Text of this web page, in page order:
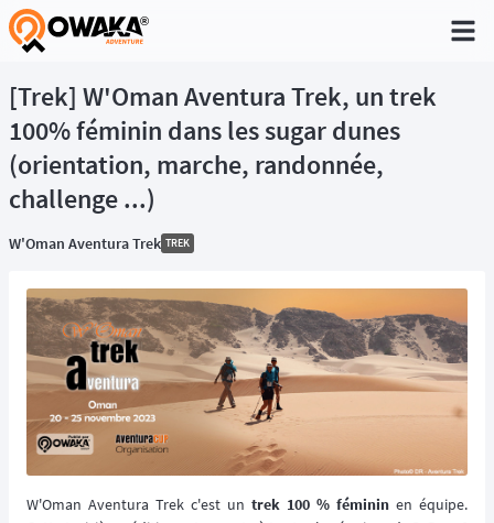
®
[Trek] W'Oman Aventura Trek, un trek
100% féminin dans les sugar dunes
(orientation, marche, randonnée,
challenge ...)
W'Oman Aventura Trek TREK
W'Oman Aventura Trek c'est un trek 100 % féminin en équipe.